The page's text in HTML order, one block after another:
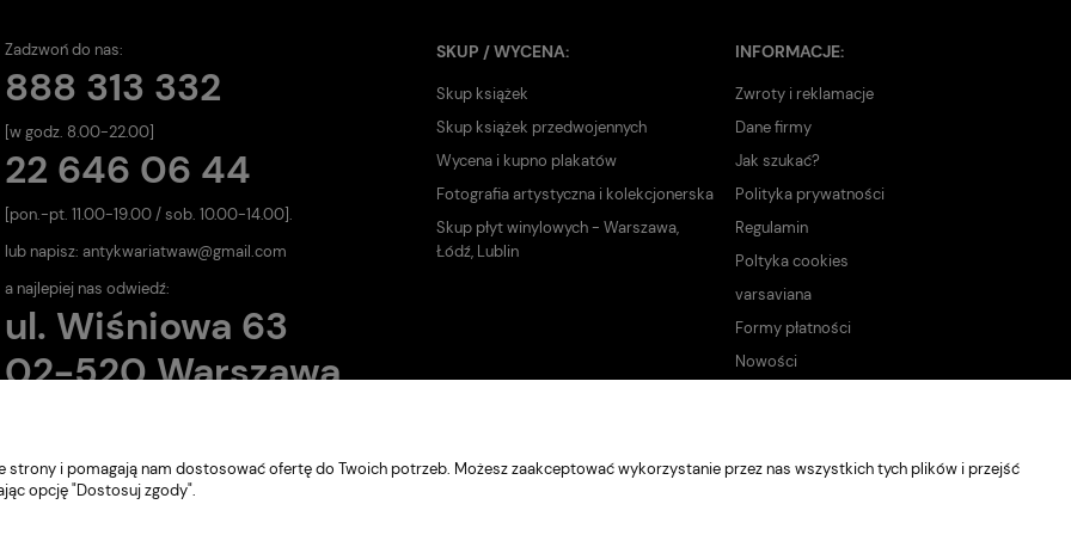
Zadzwoń do nas:
888 313 332
[w godz. 8.00-22.00]
22 646 06 44
[pon.-pt. 11.00-19.00 / sob. 10.00-14.00].
lub napisz: antykwariatwaw@gmail.com
a najlepiej nas odwiedź:
ul. Wiśniowa 63
02-520 Warszawa
SKUP / WYCENA:
Skup książek
Skup książek przedwojennych
Wycena i kupno plakatów
Fotografia artystyczna i kolekcjonerska
Skup płyt winylowych - Warszawa,
Łódź, Lublin
INFORMACJE:
Zwroty i reklamacje
Dane firmy
Jak szukać?
Polityka prywatności
Regulamin
Poltyka cookies
varsaviana
Formy płatności
Nowości
strony i pomagają nam dostosować ofertę do Twoich potrzeb. Możesz zaakceptować wykorzystanie przez nas wszystkich tych plików i przejść
opcję "Dostosuj zgody".